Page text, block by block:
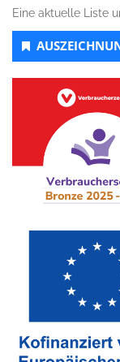
Eine aktuelle Liste